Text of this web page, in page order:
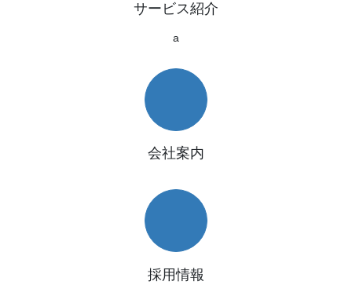
サービス紹介
a
会社案内
採用情報